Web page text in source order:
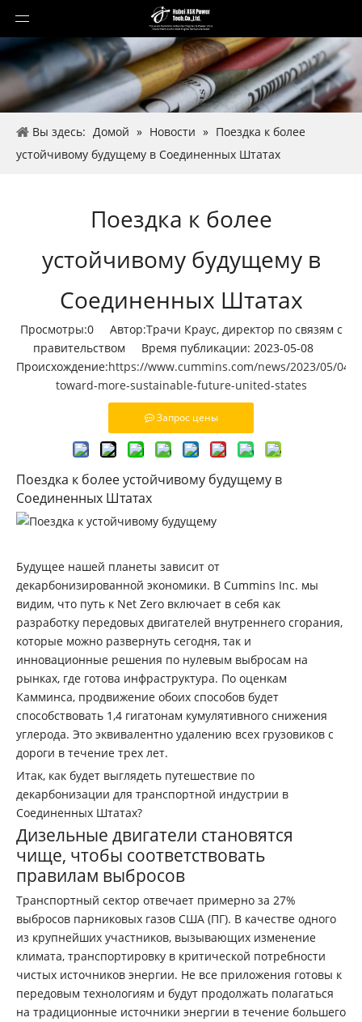
Вы здесь: Домой » Новости » Поездка к более
устойчивому будущему в Соединенных Штатах
Поездка к более
устойчивому будущему в
Соединенных Штатах
Просмотры:0Автор:Трачи Краус, директор по связям с
правительством Время публикации: 2023-05-08
Происхождение:https://www.cummins.com/news/2023/05/04/
toward-more-sustainable-future-united-states
Запрос цены
Поездка к более устойчивому будущему в
Соединенных Штатах
Будущее нашей планеты зависит от
декарбонизированной экономики. В Cummins Inc. мы
видим, что путь к Net Zero включает в себя как
разработку передовых двигателей внутреннего сгорания,
которые можно развернуть сегодня, так и
инновационные решения по нулевым выбросам на
рынках, где готова инфраструктура. По оценкам
Камминса, продвижение обоих способов будет
способствовать 1,4 гигатонам кумулятивного снижения
углерода. Это эквивалентно удалению всех грузовиков с
дороги в течение трех лет.
Итак, как будет выглядеть путешествие по
декарбонизации для транспортной индустрии в
Соединенных Штатах?
Дизельные двигатели становятся
чище, чтобы соответствовать
правилам выбросов
Транспортный сектор отвечает примерно за 27%
выбросов парниковых газов США (ПГ). В качестве одного
из крупнейших участников, вызывающих изменение
климата, транспортировку в критической потребности
чистых источников энергии. Не все приложения готовы к
передовым технологиям и будут продолжать полагаться
на традиционные источники энергии в течение большего